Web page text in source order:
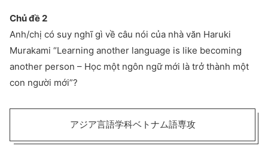
Chủ đề 2
Anh/chị có suy nghĩ gì về câu nói của nhà văn Haruki
Murakami “Learning another language is like becoming
another person – Học một ngôn ngữ mới là trở thành một
con người mới”?
アジア言語学科ベトナム語専攻